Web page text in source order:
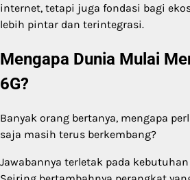
internet, tetapi juga fondasi bagi
lebih pintar dan terintegrasi.
Mengapa Dunia Mulai
6G?
Banyak orang bertanya, mengapa
saja masih terus berkembang?
Jawabannya terletak pada